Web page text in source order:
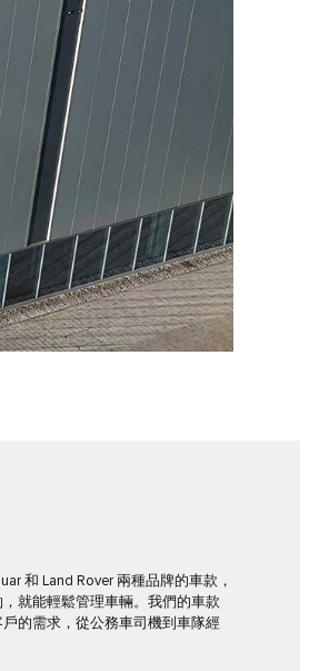
和 Land Rover 兩種品牌的車款，
就能輕鬆管理車輛。我們的車款
的需求，從公務車司機到車隊經